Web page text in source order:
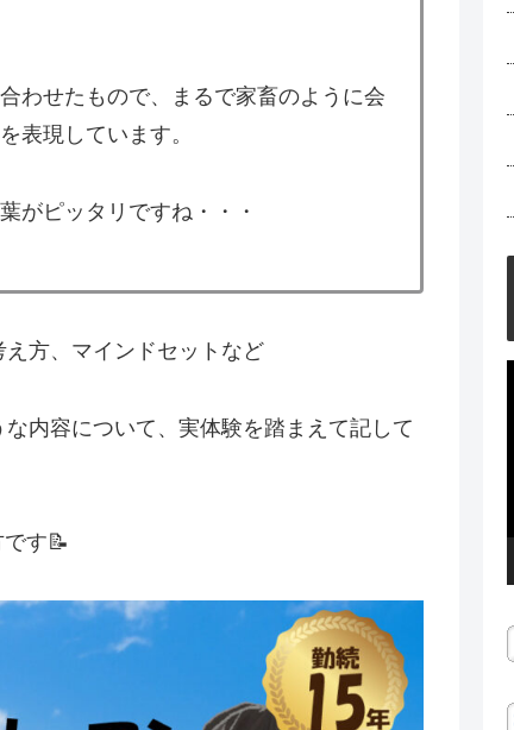
わせたもので、まるで家畜のように会
表現しています。
がピッタリですね・・・
方、マインドセットなど
内容について、実体験を踏まえて記して
す📝